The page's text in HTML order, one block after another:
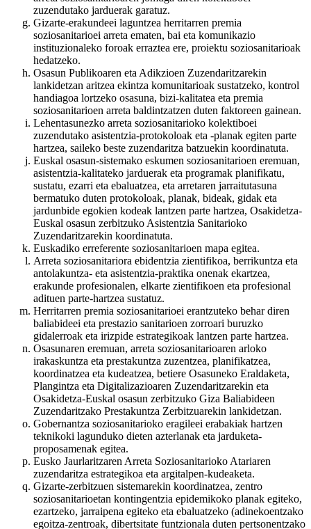
zuzendutako jarduerak garatuz.
Gizarte-erakundeei laguntzea herritarren premia
soziosanitarioei arreta ematen, bai eta komunikazio
instituzionaleko foroak erraztea ere, proiektu soziosanitarioak
hedatzeko.
Osasun Publikoaren eta Adikzioen Zuzendaritzarekin
lankidetzan aritzea ekintza komunitarioak sustatzeko, kontrol
handiagoa lortzeko osasuna, bizi-kalitatea eta premia
soziosanitarioen arreta baldintzatzen duten faktoreen gainean.
Lehentasunezko arreta soziosanitarioko kolektiboei
zuzendutako asistentzia-protokoloak eta -planak egiten parte
hartzea, saileko beste zuzendaritza batzuekin koordinatuta.
Euskal osasun-sistemako eskumen soziosanitarioen eremuan,
asistentzia-kalitateko jarduerak eta programak planifikatu,
sustatu, ezarri eta ebaluatzea, eta arretaren jarraitutasuna
bermatuko duten protokoloak, planak, bideak, gidak eta
jardunbide egokien kodeak lantzen parte hartzea, Osakidetza-
Euskal osasun zerbitzuko Asistentzia Sanitarioko
Zuzendaritzarekin koordinatuta.
Euskadiko erreferente soziosanitarioen mapa egitea.
Arreta soziosanitariora ebidentzia zientifikoa, berrikuntza eta
antolakuntza- eta asistentzia-praktika onenak ekartzea,
erakunde profesionalen, elkarte zientifikoen eta profesional
adituen parte-hartzea sustatuz.
Herritarren premia soziosanitarioei erantzuteko behar diren
baliabideei eta prestazio sanitarioen zorroari buruzko
gidalerroak eta irizpide estrategikoak lantzen parte hartzea.
Osasunaren eremuan, arreta soziosanitarioaren arloko
irakaskuntza eta prestakuntza zuzentzea, planifikatzea,
koordinatzea eta kudeatzea, betiere Osasuneko Eraldaketa,
Plangintza eta Digitalizazioaren Zuzendaritzarekin eta
Osakidetza-Euskal osasun zerbitzuko Giza Baliabideen
Zuzendaritzako Prestakuntza Zerbitzuarekin lankidetzan.
Gobernantza soziosanitarioko eragileei erabakiak hartzen
teknikoki lagunduko dieten azterlanak eta jarduketa-
proposamenak egitea.
Eusko Jaurlaritzaren Arreta Soziosanitarioko Atariaren
zuzendaritza estrategikoa eta argitalpen-kudeaketa.
Gizarte-zerbitzuen sistemarekin koordinatzea, zentro
soziosanitarioetan kontingentzia epidemikoko planak egiteko,
ezartzeko, jarraipena egiteko eta ebaluatzeko (adinekoentzako
egoitza-zentroak, dibertsitate funtzionala duten pertsonentzako